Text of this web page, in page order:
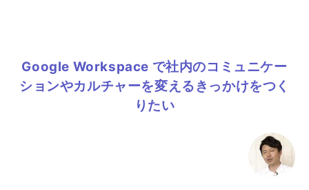
Google Workspace で社内のコミュニケー
ションやカルチャーを変えるきっかけをつく
りたい